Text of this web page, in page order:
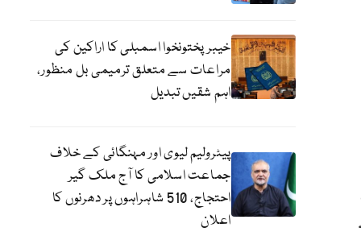
خیبرپختونخوا اسمبلی کا اراکین کی
مراعات سے متعلق ترمیمی بل منظور،
اہم شقیں تبدیل
پیٹرولیم لیوی اور مہنگائی کے خلاف
جماعت اسلامی کا آج ملک گیر
احتجاج، 510 شاہراہوں پر دھرنوں کا
اعلان